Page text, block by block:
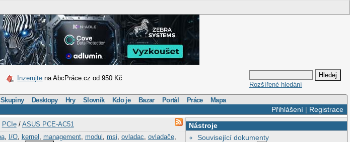
Inzerujte na AbcPráce.cz od 950 Kč
Rozšířené hledání
Skupiny Desktopy Hry Slovník Kdo je Bazar Portál Práce Mapa
Přihlášení| Registrace
Nástroje
Související dokumenty
PCIe/ ASUS PCE-AC51
, I/O, kernel management, modul msi ovladac ovladače,